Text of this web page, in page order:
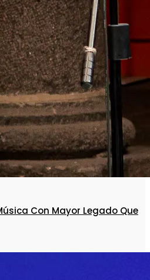
Con Mayor Legado Que